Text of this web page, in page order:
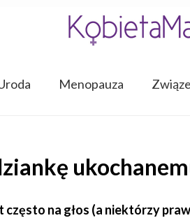
Menopauza
często na głos (a niektórzy